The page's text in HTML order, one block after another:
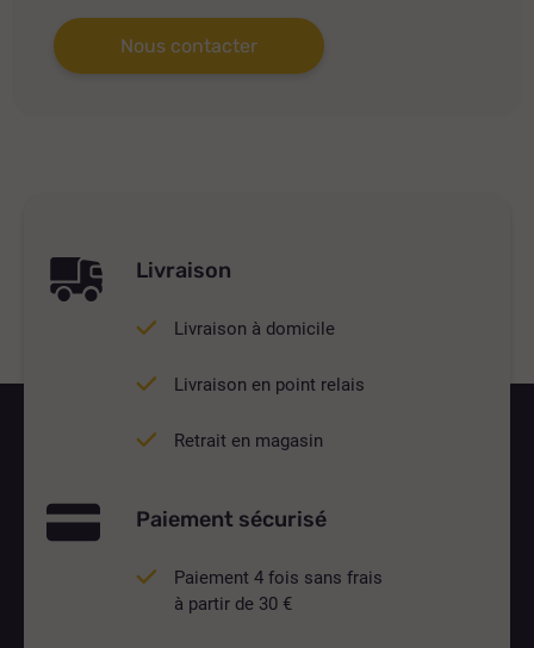
Nous contacter
Livraison
Livraison à domicile
Livraison en point relais
Retrait en magasin
Paiement sécurisé
Paiement 4 fois sans frais
à partir de 30 €